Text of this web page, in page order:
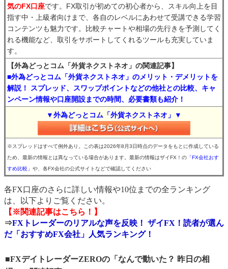
気のFX口座です。FX取引が初めての初心者から、スキル向上を目
指す中・上級者向けまで、各自のレベルにあわせて受講できる学習
コンテンツも魅力です。比較チャートや相場の先行きを予測してく
れる機能など、取引をサポートしてくれるツールも充実していま
す。
【外為どっとコム「外貨ネクストネオ」の関連記事】
■外為どっとコム「外貨ネクストネオ」のメリット・デメリットを
解説！ スプレッド、スワップポイントなどの他社との比較、キャ
ンペーン情報や口座開設までの時間、必要書類も紹介！
▼外為どっとコム「外貨ネクストネオ」▼
※スプレッドはすべて例外あり。この表は2026年8月3日時点のデータをもとに作成している
ため、最新の情報とは異なっている場合があります。最新の情報はザイFX！の 「FX会社おす
すめ比較」 や、各FX会社の公式サイトなどで確認してください
各FX口座のさらに詳しい情報や10位までの全ランキング
は、以下よりご覧ください。
【※関連記事はこちら！】
⇒FXトレーダーのリアルな声を反映！ ザイFX！読者が選ん
だ「おすすめFX会社」人気ランキング！
■FXデイトレーダーZEROの「なんで動いた？ 昨日の相